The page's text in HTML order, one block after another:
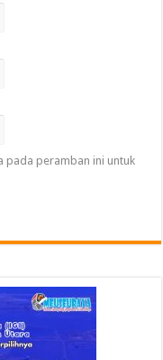
pada peramban ini untuk